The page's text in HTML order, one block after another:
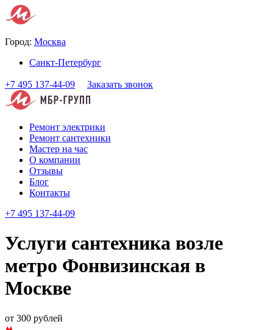
Город: Москва
Санкт-Петербург
+7 495 137-44-09 Заказать звонок
Ремонт электрики
Ремонт сантехники
Мастер на час
О компании
Отзывы
Блог
Контакты
+7 495 137-44-09
Услуги сантехника возле
метро Фонвизинская в
Москве
от 300 рублей